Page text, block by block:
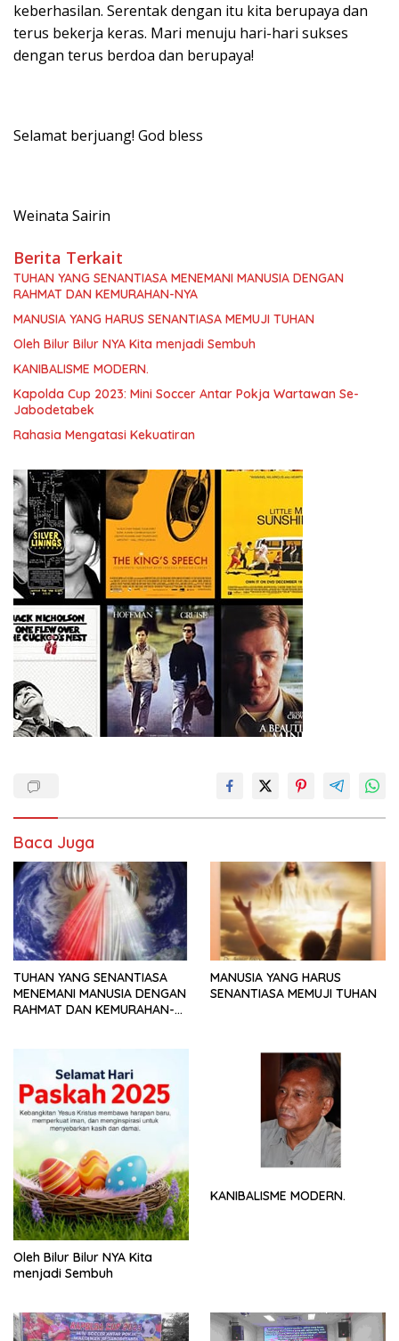
keberhasilan. Serentak dengan itu kita berupaya dan
terus bekerja keras. Mari menuju hari-hari sukses
dengan terus berdoa dan berupaya!
Selamat berjuang! God bless
Weinata Sairin
Berita Terkait
TUHAN YANG SENANTIASA MENEMANI MANUSIA DENGAN
RAHMAT DAN KEMURAHAN-NYA
MANUSIA YANG HARUS SENANTIASA MEMUJI TUHAN
Oleh Bilur Bilur NYA Kita menjadi Sembuh
KANIBALISME MODERN.
Kapolda Cup 2023: Mini Soccer Antar Pokja Wartawan Se-
Jabodetabek
Rahasia Mengatasi Kekuatiran
Baca Juga
TUHAN YANG SENANTIASA
MENEMANI MANUSIA DENGAN
RAHMAT DAN KEMURAHAN-
MANUSIA YANG HARUS
SENANTIASA MEMUJI TUHAN
Oleh Bilur Bilur NYA Kita
menjadi Sembuh
KANIBALISME MODERN.